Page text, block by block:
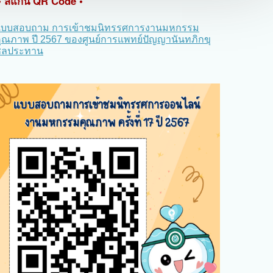
บสอบถาม การเข้าชมนิทรรศการงานมหกรรม
ภาพ ปี 2567 ของศูนย์การแพทย์ปัญญานันทภิกขุ
ประทาน